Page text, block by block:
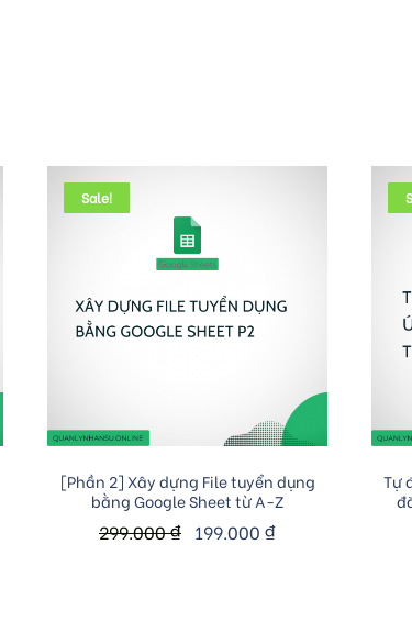
Sale!
Add to cart
[Phần 2] Xây dựng File tuyển dụng
bằng Google Sheet từ A-Z
299.000₫ 199.000 ₫
Tự